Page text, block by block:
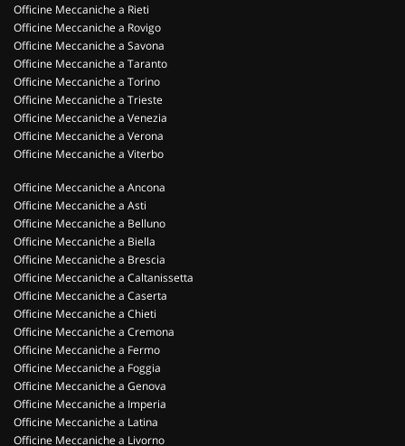
Officine Meccaniche a Rieti
Officine Meccaniche a Rovigo
Officine Meccaniche a Savona
Officine Meccaniche a Taranto
Officine Meccaniche a Torino
Officine Meccaniche a Trieste
Officine Meccaniche a Venezia
Officine Meccaniche a Verona
Officine Meccaniche a Viterbo
Officine Meccaniche a Ancona
Officine Meccaniche a Asti
Officine Meccaniche a Belluno
Officine Meccaniche a Biella
Officine Meccaniche a Brescia
Officine Meccaniche a Caltanissetta
Officine Meccaniche a Caserta
Officine Meccaniche a Chieti
Officine Meccaniche a Cremona
Officine Meccaniche a Fermo
Officine Meccaniche a Foggia
Officine Meccaniche a Genova
Officine Meccaniche a Imperia
Officine Meccaniche a Latina
Officine Meccaniche a Livorno